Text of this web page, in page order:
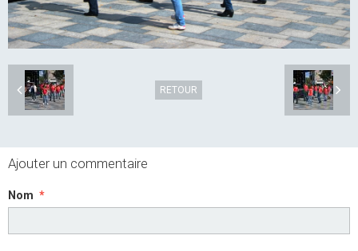
RETOUR
Ajouter un commentaire
Nom